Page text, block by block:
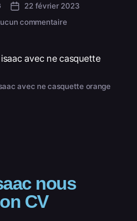
22 février 2023
commentaire
avec ne casquette orange
nous
CV